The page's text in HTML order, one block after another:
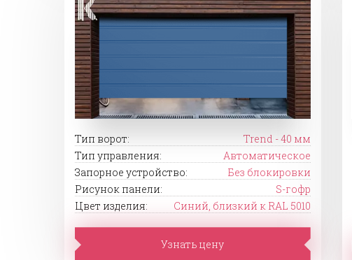
Тип ворот:
Trend - 40 мм
Тип управления:
Автоматическое
Запорное устройство:
Без блокировки
Рисунок панели:
S-гофр
Цвет изделия:
Синий, близкий к RAL 5010
Узнать цену